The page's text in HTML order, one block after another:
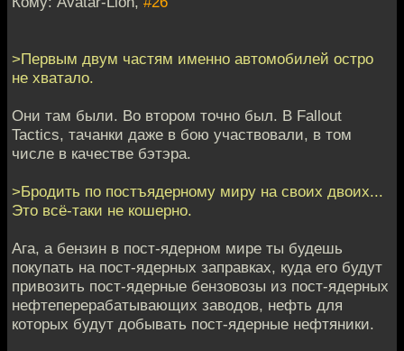
>Первым двум частям именно автомобилей остро
не хватало.
Они там были. Во втором точно был. В Fallout
Tactics, тачанки даже в бою участвовали, в том
числе в качестве бэтэра.
>Бродить по постъядерному миру на своих двоих...
Это всё-таки не кошерно.
Ага, а бензин в пост-ядерном мире ты будешь
покупать на пост-ядерных заправках, куда его будут
привозить пост-ядерные бензовозы из пост-ядерных
нефтеперерабатывающих заводов, нефть для
которых будут добывать пост-ядерные нефтяники.